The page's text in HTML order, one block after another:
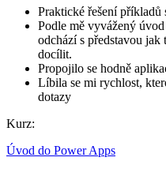
Praktické řešení příkladů
Podle mě vyvážený
odchází s představou jak
docílit.
Propojilo se hodně
Líbila se mi rychlost,
dotazy
Kurz:
Úvod do Power Apps